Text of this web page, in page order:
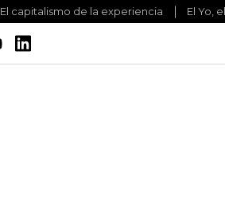
El capitalismo de la experiencia El Yo,